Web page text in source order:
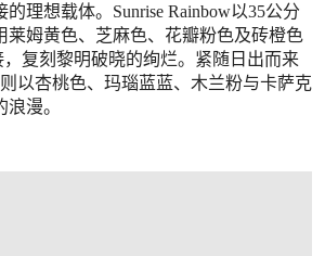
理想载体。Sunrise Rainbow以35公分
莱姆黄色、芝麻色、花瓣粉色及砖橙色
，复刻黎明破晓的绚烂。紧随日出而来
则以杏桃色、玛瑙蓝蓝、木兰粉与卡萨克
漫。